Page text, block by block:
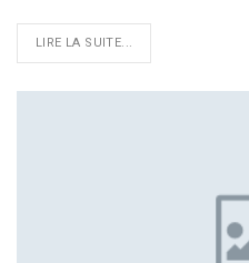
LIRE LA SUITE...